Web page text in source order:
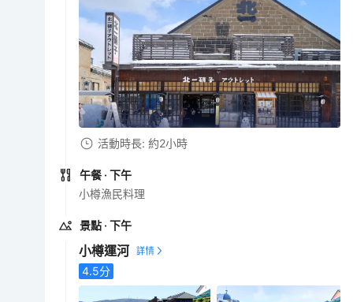
活動時長: 約2小時
午餐 · 下午
小樽漁民料理
景點 · 下午
小樽運河
4.5分